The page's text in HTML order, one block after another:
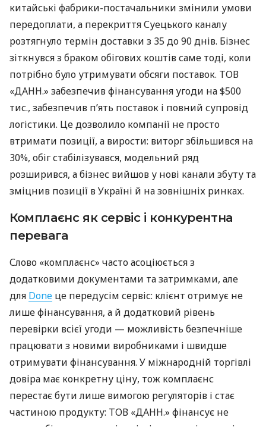
китайські фабрики-постачальники змінили умови
передоплати, а перекриття Суецького каналу
розтягнуло термін доставки з 35 до 90 днів. Бізнес
зіткнувся з браком обігових коштів саме тоді, коли
потрібно було утримувати обсяги поставок. ТОВ
«ДАНН.» забезпечив фінансування угоди на $500
тис., забезпечив п’ять поставок і повний супровід
логістики. Це дозволило компанії не просто
втримати позиції, а вирости: виторг збільшився на
30%, обіг стабілізувався, модельний ряд
розширився, а бізнес вийшов у нові канали збуту та
зміцнив позиції в Україні й на зовнішніх ринках.
Комплаєнс як сервіс і конкурентна
перевага
Слово «комплаєнс» часто асоціюється з
додатковими документами та затримками, але
для Done це передусім сервіс: клієнт отримує не
лише фінансування, а й додатковий рівень
перевірки всієї угоди — можливість безпечніше
працювати з новими виробниками і швидше
отримувати фінансування. У міжнародній торгівлі
довіра має конкретну ціну, тож комплаєнс
перестає бути лише вимогою регуляторів і стає
частиною продукту: ТОВ «ДАНН.» фінансує не